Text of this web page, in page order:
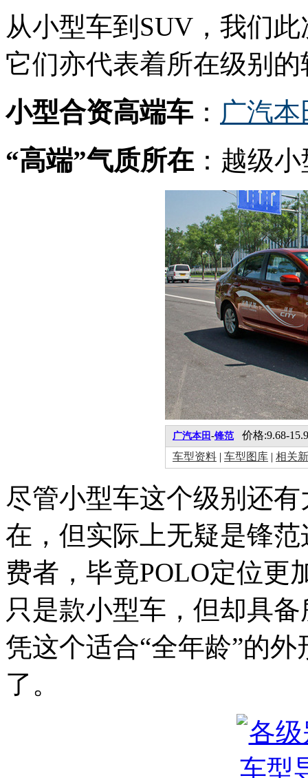
从小型车到SUV，我们
它们亦代表着所在级别
小型合资高端车： 广汽本
“高端”气质所在：越级
广汽本田 -锋范 价格:9.68-
车型资料 | 车型图库 | 相关
尽管小型车这个级别还有
在，但实际上无疑是锋
费者，毕竟POLO定位更
只是款小型车，但却具
凭这个适合“全年龄”的
了。